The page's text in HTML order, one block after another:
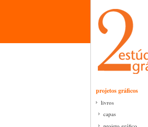
projetos gráficos
livros
capas